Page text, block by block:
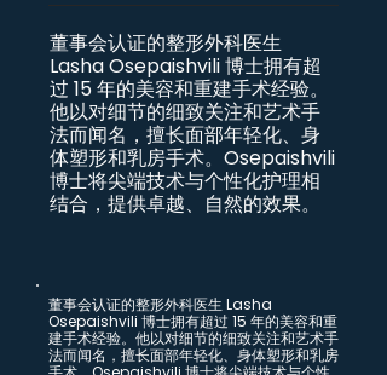
董事会认证的整形外科医生
Lasha Osepaishvili 博士拥有超
过 15 年的美容和重建手术经验。
他以对细节的细致关注和艺术手
法而闻名，擅长面部年轻化、身
体塑形和乳房手术。Osepaishvili
博士将尖端技术与个性化护理相
结合，提供卓越、自然的效果。
董事会认证的整形外科医生 Lasha
Osepaishvili 博士拥有超过 15 年的美容和重
建手术经验。他以对细节的细致关注和艺术手
法而闻名，擅长面部年轻化、身体塑形和乳房